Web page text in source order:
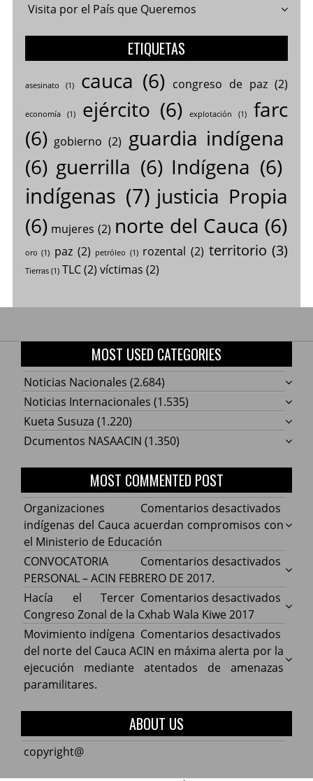
Visita por el País que Queremos
ETIQUETAS
asesinato (1) cauca (6) congreso de paz(2)
economía(1) ejército (6) explotación (1)
farc
(6) gobierno (2) guardia indígena
(6) guerrilla (6) Indígena (6)
indígenas (7) justicia Propia
(6) mujeres (2) norte del Cauca (6)
oro (1) paz (2) petróleo (1) rozental (2) territorio (3)
Tierras(1) TLC(2) víctimas (2)
MOST USED CATEGORIES
Noticias Nacionales (2.684)
Noticias Internacionales (1.535)
Kueta Susuza (1.220)
Dcumentos NASAACIN (1.350)
MOST COMMENTED POST
Comentarios desactivados
Cauca
con
de
Organizaciones
indígenas del Cauca acuerdan compromisos con
el Ministerio de Educación
Comentarios desactivados
ACIN
DE
CONVOCATORIA
PERSONAL – ACIN FEBRERO DE 2017.
Comentarios desactivados
Hacía
la
Hacía el Tercer
Congreso Zonal de la Cxhab Wala Kiwe 2017
Comentarios desactivados
Cauca
Movimiento indígena
del norte del Cauca ACIN en máxima alerta por la
ejecución mediante atentados de amenazas
paramilitares.
ABOUT US
copyright@